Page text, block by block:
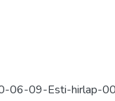
06-09-Esti-hirlap-